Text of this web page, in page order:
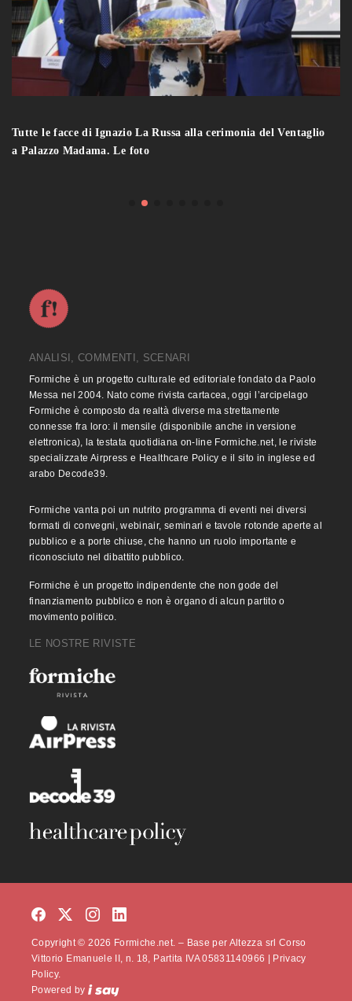
Tutte le facce di Ignazio La Russa alla cerimonia del Ventaglio
a Palazzo Madama. Le foto
ANALISI, COMMENTI, SCENARI
Formiche è un progetto culturale ed editoriale fondato da Paolo
Messa nel 2004. Nato come rivista cartacea, oggi l’arcipelago
Formiche è composto da realtà diverse ma strettamente
connesse fra loro: il mensile (disponibile anche in versione
elettronica), la testata quotidiana on-line Formiche.net, le riviste
specializzate Airpress e Healthcare Policy e il sito in inglese ed
arabo Decode39.
Formiche vanta poi un nutrito programma di eventi nei diversi
formati di convegni, webinair, seminari e tavole rotonde aperte al
pubblico e a porte chiuse, che hanno un ruolo importante e
riconosciuto nel dibattito pubblico.
Formiche è un progetto indipendente che non gode del
finanziamento pubblico e non è organo di alcun partito o
movimento politico.
LE NOSTRE RIVISTE
Copyright © 2026 Formiche.net. – Base per Altezza srl Corso
Vittorio Emanuele II, n. 18, Partita IVA 05831140966 | Privacy
Policy.
Powered by